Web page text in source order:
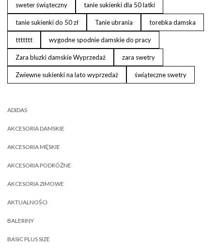
sweter świąteczny tanie sukienki dla 50 latki
tanie sukienki do 50 zł Tanie ubrania torebka damska
ttttttt wygodne spodnie damskie do pracy
Zara bluzki damskie Wyprzedaż zara swetry
Zwiewne sukienki na lato wyprzedaż świąteczne swetry
ADIDAS
AKCESORIA DAMSKIE
AKCESORIA MĘSKIE
AKCESORIA PODRÓŻNE
AKCESORIA ZIMOWE
AKTUALNOŚCI
BALERINY
BASIC PLUS SIZE